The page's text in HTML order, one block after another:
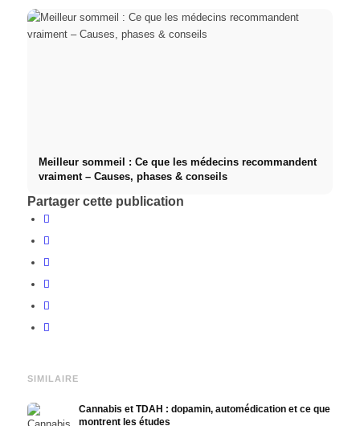
Meilleur sommeil : Ce que les médecins recommandent
vraiment – Causes, phases & conseils
Partager cette publication
SIMILAIRE
Cannabis et TDAH : dopamin, automédication et ce que
montrent les études